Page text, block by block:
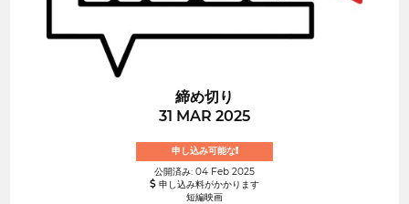
締め切り
31 MAR 2025
申し込み可能な!
公開済み: 04 Feb 2025
申し込み料がかかります
短編映画